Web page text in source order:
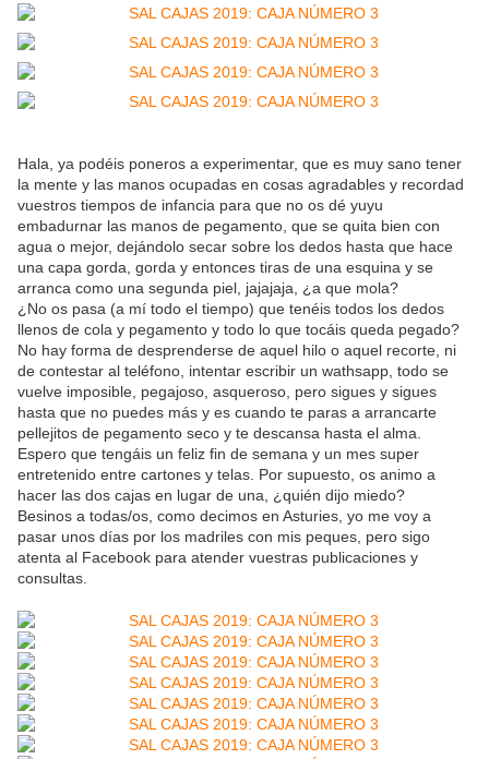
Hala, ya podéis poneros a experimentar, que es muy sano tener
la mente y las manos ocupadas en cosas agradables y recordad
vuestros tiempos de infancia para que no os dé yuyu
embadurnar las manos de pegamento, que se quita bien con
agua o mejor, dejándolo secar sobre los dedos hasta que hace
una capa gorda, gorda y entonces tiras de una esquina y se
arranca como una segunda piel, jajajaja, ¿a que mola?
¿No os pasa (a mí todo el tiempo) que tenéis todos los dedos
llenos de cola y pegamento y todo lo que tocáis queda pegado?
No hay forma de desprenderse de aquel hilo o aquel recorte, ni
de contestar al teléfono, intentar escribir un wathsapp, todo se
vuelve imposible, pegajoso, asqueroso, pero sigues y sigues
hasta que no puedes más y es cuando te paras a arrancarte
pellejitos de pegamento seco y te descansa hasta el alma.
Espero que tengáis un feliz fin de semana y un mes super
entretenido entre cartones y telas. Por supuesto, os animo a
hacer las dos cajas en lugar de una, ¿quién dijo miedo?
Besinos a todas/os, como decimos en Asturies, yo me voy a
pasar unos días por los madriles con mis peques, pero sigo
atenta al Facebook para atender vuestras publicaciones y
consultas.